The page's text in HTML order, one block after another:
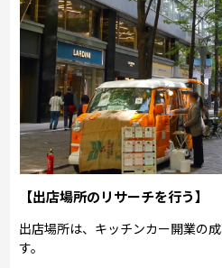
【出店場所のリサーチを行う】
出店場所は、キッチンカー開業の
す。